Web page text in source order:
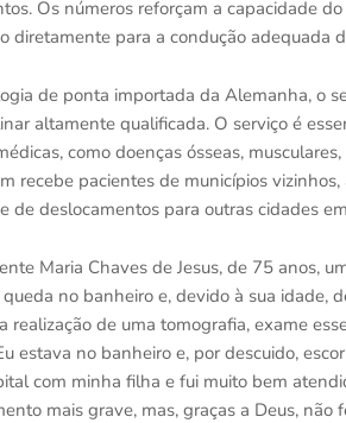
Os números reforçam a capacidade
diretamente para a condução adequada
de ponta importada da Alemanha, o
altamente qualificada. O serviço é
como doenças ósseas,
recebe pacientes de municípios
de deslocamentos para outras cidades
Maria Chaves de Jesus, de 75 anos,
no banheiro e, devido à sua idade,
realização de uma tomografia, exame
estava no banheiro e, por descuido,
com minha filha e fui muito bem
mais grave, mas, graças a Deus,